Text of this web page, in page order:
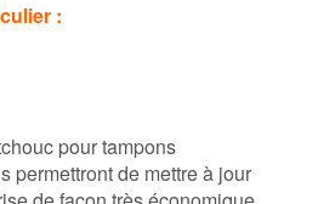
:
pour tampons
permettront de mettre à jour